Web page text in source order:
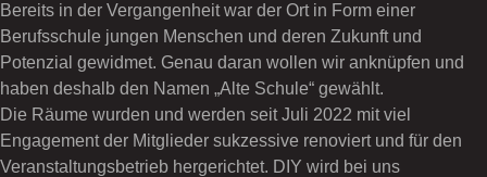
Bereits in der Vergangenheit war der Ort in Form einer
Berufsschule jungen Menschen und deren Zukunft und
Potenzial gewidmet. Genau daran wollen wir anknüpfen und
haben deshalb den Namen „Alte Schule“ gewählt.
Die Räume wurden und werden seit Juli 2022 mit viel
Engagement der Mitglieder sukzessive renoviert und für den
Veranstaltungsbetrieb hergerichtet. DIY wird bei uns